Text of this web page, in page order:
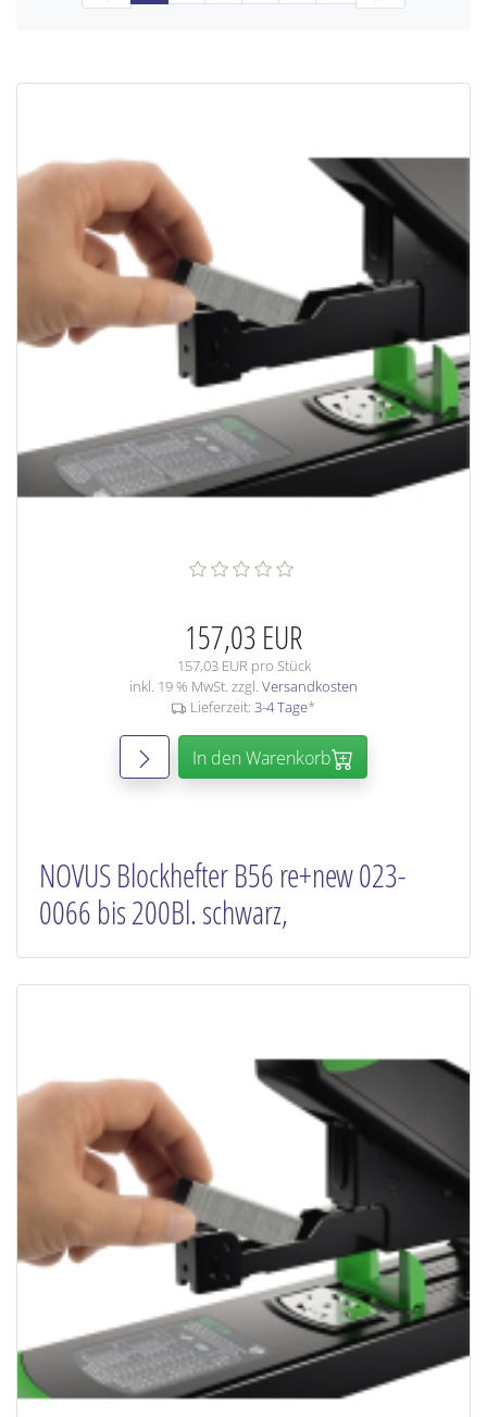
157,03 EUR
157,03 EUR pro Stück
inkl. 19 % MwSt. zzgl. Versandkosten
Lieferzeit: 3-4 Tage*
In den Warenkorb
NOVUS Blockhefter B56 re+new 023-
0066 bis 200Bl. schwarz,